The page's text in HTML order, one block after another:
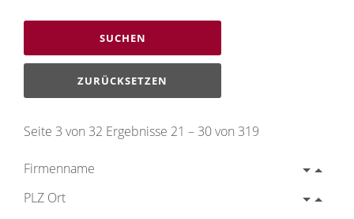
SUCHEN
ZURÜCKSETZEN
Seite 3 von 32 Ergebnisse 21 – 30 von 319
Firmenname
PLZ Ort